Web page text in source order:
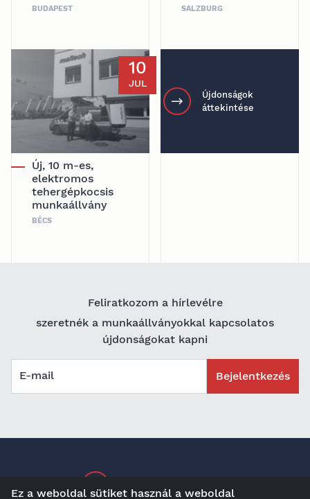
BUDAPEST SALZBURG
10
JUL
Új, 10 m-es,
elektromos
tehergépkocsis
munkaállvány
BÉCS
Újdonságok
áttekintése
Feliratkozom a hírlevélre
szeretnék a munkaállványokkal kapcsolatos
újdonságokat kapni
E-mail Bejelentkezés
Ez a weboldal sütiket használ a weboldal